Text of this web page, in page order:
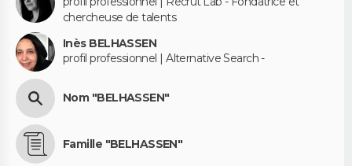
chercheuse de talents
Inès BELHASSEN
profil professionnel | Alternative Search -
Nom "BELHASSEN"
Famille "BELHASSEN"